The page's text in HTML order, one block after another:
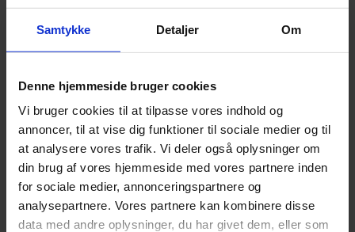
Samtykke Detaljer Om
Denne hjemmeside bruger cookies
Vi bruger cookies til at tilpasse vores indhold og
annoncer, til at vise dig funktioner til sociale medier og til
at analysere vores trafik. Vi deler også oplysninger om
din brug af vores hjemmeside med vores partnere inden
for sociale medier, annonceringspartnere og
analysepartnere. Vores partnere kan kombinere disse
data med andre oplysninger, du har givet dem, eller som
Silk Mohair
angora
Bella
Bella Color
Desiderio
Filnovo
Mulberry Silk
Leonora
Silk Mohair
Tilia
Tynn Silk Mohair